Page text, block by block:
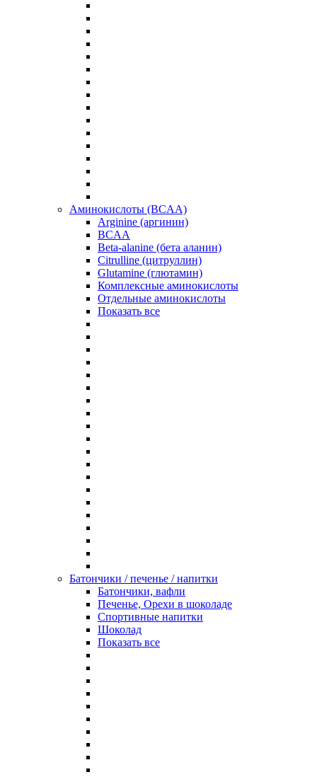
Аминокислоты (BCAA)
Arginine (аргинин)
BCAA
Beta-alanine (бета аланин)
Citrulline (цитруллин)
Glutamine (глютамин)
Комплексные аминокислоты
Отдельные аминокислоты
Показать все
Батончики / печенье / напитки
Батончики, вафли
Печенье, Орехи в шоколаде
Спортивные напитки
Шоколад
Показать все